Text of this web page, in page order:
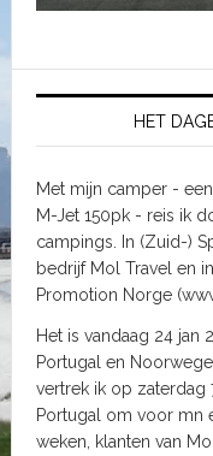
HET
Met mijn camper -
M-Jet 150pk - reis ik
campings. In (Zuid-)
bedrijf Mol Travel en
Promotion Norge
Het is vandaag 24 jan
Portugal en
vertrek ik op zaterdag
Portugal om voor mn
weken, klanten van